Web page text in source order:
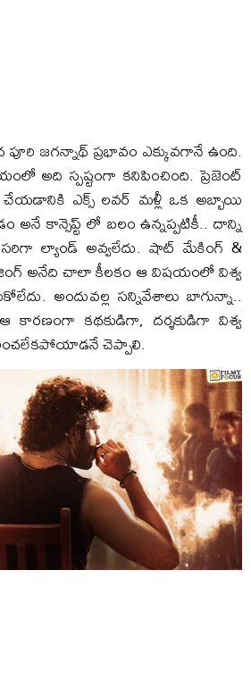
పూరి జగన్నాథ్ ప్రభావం ఎక్కువగానే ఉంది.
అది స్పష్టంగా కనిపించింది. ప్రెజెంట్
ఎక్స్ లవర్ మళ్లీ ఒక అబ్బాయి
అనే కాన్సెప్ట్ లో బలం ఉన్నప్పటికీ.. దాన్ని
ల్యాండ్ అవ్వలేదు. షాట్ మేకింగ్ &
అనేది చాలా కీలకం ఆ విషయంలో విశ్వ
అందువల్ల సన్నివేశాలు బాగున్నా..
కారణంగా కథకుడిగా, దర్శకుడిగా విశ్వ
చెప్పాలి.